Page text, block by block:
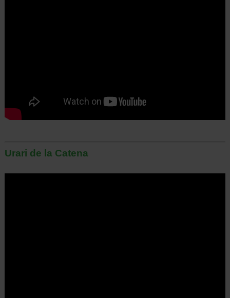
Urari de la Catena